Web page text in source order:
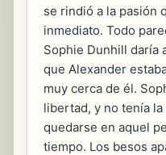
se rindió a la pasión
inmediato. Todo
Sophie Dunhill daría
que Alexander
muy cerca de él.
libertad, y no tenía
quedarse en aquel
tiempo. Los besos